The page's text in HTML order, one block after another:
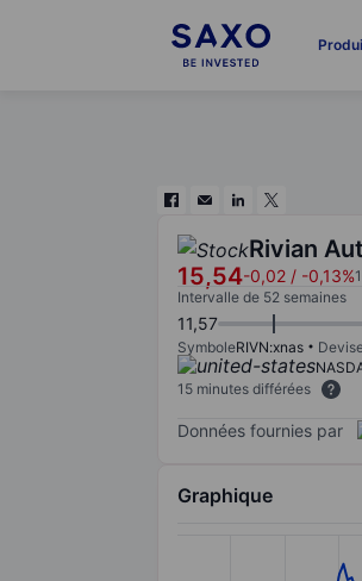
Rivian
15,54-0,02 / -0,13%
Intervalle de 52 semaines
11,57
SymboleRIVN:xnas
15 minutes différées
Données fournies par
Graphique